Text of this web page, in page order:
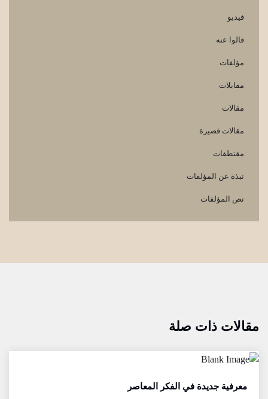
فيديو
قالوا عنه
مؤلفات
مقابلات
مقالات
مقالات قصيرة
مقتطفات
نبذة عن المؤلفات
نص المؤلفات
مقالات ذات صلة
معرفية جديدة في الفكر المعاصر